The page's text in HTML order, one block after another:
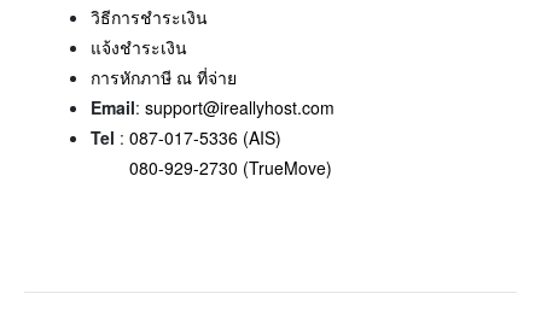
วิธีการชำระเงิน
แจ้งชำระเงิน
การหักภาษี ณ ที่จ่าย
Email: support@ireallyhost.com
Tel : 087-017-5336 (AIS)
080-929-2730 (TrueMove)